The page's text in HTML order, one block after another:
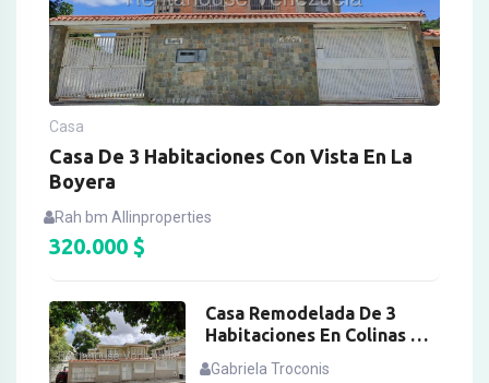
Casa
Casa De 3 Habitaciones Con Vista En La
Boyera
Rah bm Allinproperties
320.000 $
Casa Remodelada De 3
Habitaciones En Colinas De
Gabriela Troconis